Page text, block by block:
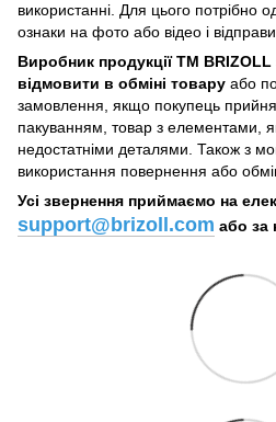
використанні. Для цього потрібно
ознаки на фото або відео і
Виробник продукції ТМ
відмовити в обміні товару або
замовлення, якщо покупець
пакуванням, товар з елементами,
недостатніми деталями. Також з
використання повернення або
Усі звернення приймаємо на
support@brizoll.com або за